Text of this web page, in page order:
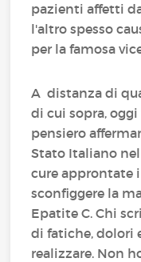
pazienti affetti
l'altro spesso
per la famosa
A distanza di
di cui sopra,
pensiero
Stato Italiano
cure approntate
sconfiggere la
Epatite C. Chi
di fatiche, dolori
realizzare. Non